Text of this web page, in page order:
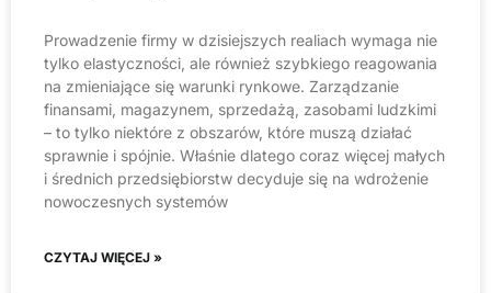
Prowadzenie firmy w dzisiejszych realiach wymaga nie
tylko elastyczności, ale również szybkiego reagowania
na zmieniające się warunki rynkowe. Zarządzanie
finansami, magazynem, sprzedażą, zasobami ludzkimi
– to tylko niektóre z obszarów, które muszą działać
sprawnie i spójnie. Właśnie dlatego coraz więcej małych
i średnich przedsiębiorstw decyduje się na wdrożenie
nowoczesnych systemów
CZYTAJ WIĘCEJ »